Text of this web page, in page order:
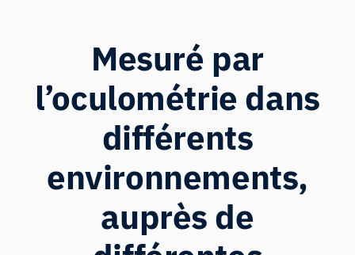
Mesuré par
l’oculométrie dans
différents
environnements,
auprès de